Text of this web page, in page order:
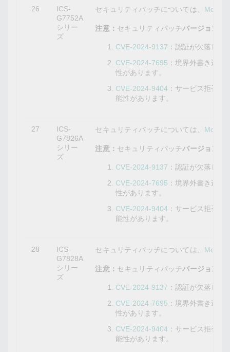
26
ICS-
G7752A
シリー
ズ
セキュリティパッチについては、 Moxa
注意： セキュリティパッチバージョン
CVE-2024-9137 ：認証が欠落し
CVE-2024-7695 ：境界外書き込
性があります。
CVE-2024-9404 ：サービス拒否
能性があります。
27
ICS-
G7826A
シリー
ズ
セキュリティパッチについては、 Moxa
注意： セキュリティパッチバージョン
CVE-2024-9137 ：認証が欠落し
CVE-2024-7695 ：境界外書き込
性があります。
CVE-2024-9404 ：サービス拒否
能性があります。
28
ICS-
G7828A
シリー
ズ
セキュリティパッチについては、 Moxa
注意： セキュリティパッチバージョン
CVE-2024-9137 ：認証が欠落し
CVE-2024-7695 ：境界外書き込
性があります。
CVE-2024-9404 ：サービス拒否
能性があります。